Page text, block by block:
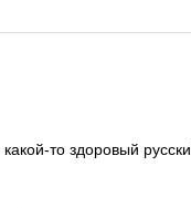
то здоровый